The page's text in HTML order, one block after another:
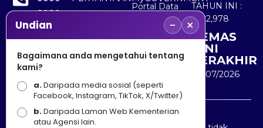
8000
+603
8891
7100
Portal Data
Terbuka
Sektor Awam
TAHUN INI :
5,522,978
KEMAS
KINI
TERAKHIR
30/07/2026
Penafian : Kerajaan Malaysia dan Kementerian
Undian − ×
Bagaimana anda mengetahui tentang
kami?
a.Daripada media sosial (seperti
Facebook, Instagram, TikTok, X/Twitter)
b.Daripada Laman Web Kementerian
atau Agensi lain.